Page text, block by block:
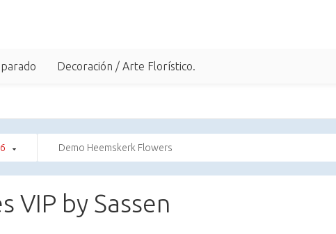
Decoración / Arte Florístico.
Demo Heemskerk Flowers
VIP by Sassen